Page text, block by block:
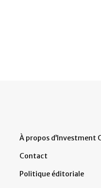
À propos d’Investment
Contact
Politique éditoriale